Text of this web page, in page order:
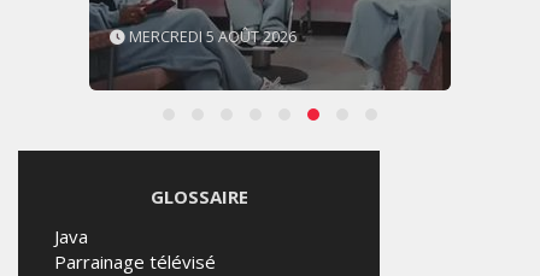
MERCREDI 5 AOÛT 2026
GLOSSAIRE
Java
Parrainage télévisé